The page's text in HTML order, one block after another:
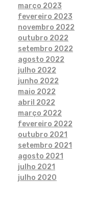
março 2023
fevereiro 2023
novembro 2022
outubro 2022
setembro 2022
agosto 2022
julho 2022
junho 2022
maio 2022
abril 2022
março 2022
fevereiro 2022
outubro 2021
setembro 2021
agosto 2021
julho 2021
julho 2020